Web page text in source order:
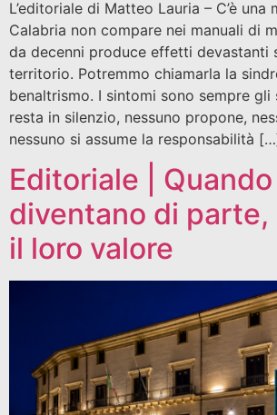
L’editoriale di Matteo Lauria – C’è una
Calabria non compare nei manuali di
da decenni produce effetti devastanti
territorio. Potremmo chiamarla la
benaltrismo. I sintomi sono sempre gli
resta in silenzio, nessuno propone,
nessuno si assume la responsabilità
Editoriale |
diventano di parte,
il loro valore